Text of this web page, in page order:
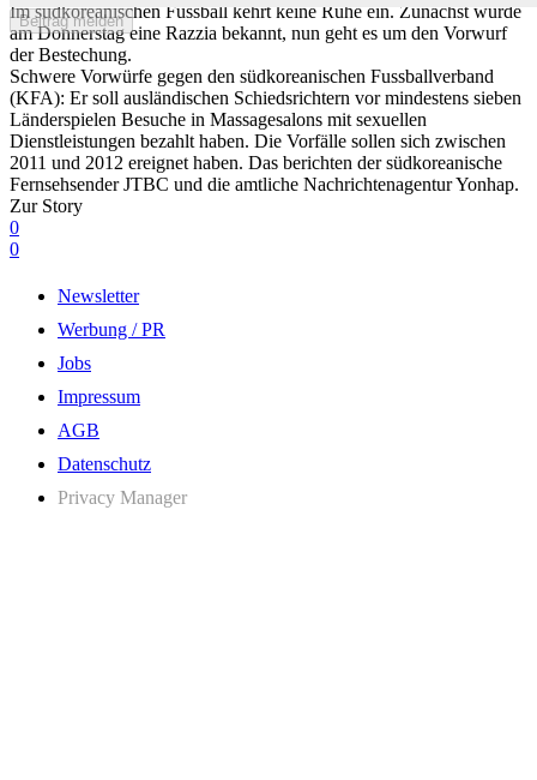
Beitrag melden
Im südkoreanischen Fussball kehrt keine Ruhe ein. Zunächst wurde
am Donnerstag eine Razzia bekannt, nun geht es um den Vorwurf
der Bestechung.
Schwere Vorwürfe gegen den südkoreanischen Fussballverband
(KFA): Er soll ausländischen Schiedsrichtern vor mindestens sieben
Länderspielen Besuche in Massagesalons mit sexuellen
Dienstleistungen bezahlt haben. Die Vorfälle sollen sich zwischen
2011 und 2012 ereignet haben. Das berichten der südkoreanische
Fernsehsender JTBC und die amtliche Nachrichtenagentur Yonhap.
Zur Story
0
0
Newsletter
Werbung / PR
Jobs
Impressum
AGB
Datenschutz
Privacy Manager